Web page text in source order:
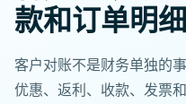
款和订单明
客户对账不是财务单独的
优惠、返利、收款、发票